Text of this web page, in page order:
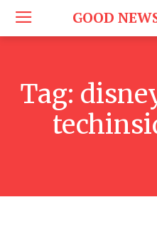
GOOD
Tag: